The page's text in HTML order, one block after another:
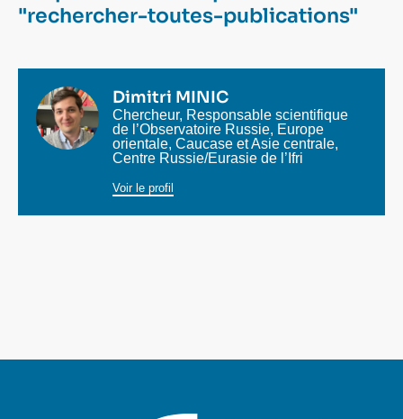
Se connecter
"rechercher-toutes-publications"
Photo Dimitri MINIC
Intitulé
du
poste
Chercheur, Responsable scientifique
de l’Observatoire Russie, Europe
orientale, Caucase et Asie centrale,
Centre Russie/Eurasie de l’Ifri
Voir le profil